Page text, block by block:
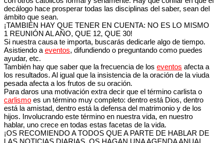
decálogo hace prosperar todas las disciplinas del saber, sean del
ámbito que sean.
¡TAMBIÉN HAY QUE TENER EN CUENTA: NO ES LO MISMO
1 REUNIÓN AL AÑO, QUE 12, QUE 30!
Si nuestra causa te importa, buscarás dedicarle algo de tiempo.
Asistiendo a eventos, difundiendo o preguntando como puedes
ayudar, etc.
También hay que saber que la frecuencia de los eventos afecta a
los resultados. Al igual que la insistencia de la oración de la viuda
pesada afecta a los frutos de su oración.
Para daros una motivación extra decir que el término carlista o
carlismo es un término muy completo: dentro está Dios, dentro
está la amistad, dentro está la defensa del matrimonio y de los
hijos. Involucrando este término en nuestra vida, en nuestro
hablar, uno crece en todas estas facetas de la vida.
¡OS RECOMIENDO A TODOS QUE A PARTE DE HABLAR DE